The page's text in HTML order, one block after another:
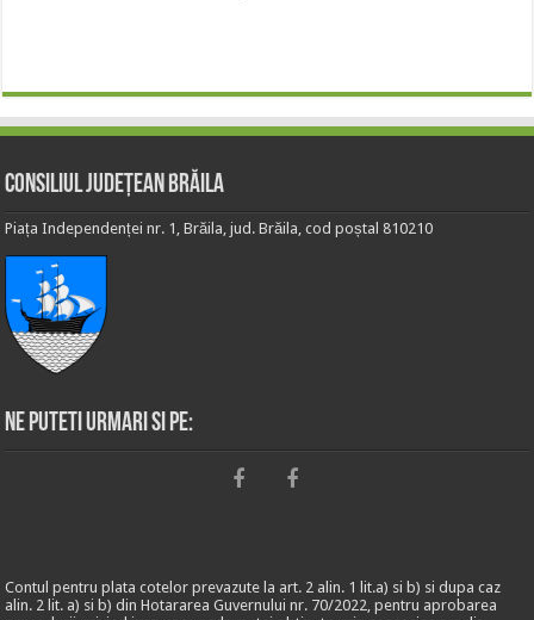
Consiliul Județean Brăila
Piața Independenței nr. 1, Brăila, jud. Brăila, cod poștal 810210
Ne puteti urmari si pe:
Contul pentru plata cotelor prevazute la art. 2 alin. 1 lit.a) si b) si dupa caz
alin. 2 lit. a) si b) din Hotararea Guvernului nr. 70/2022, pentru aprobarea